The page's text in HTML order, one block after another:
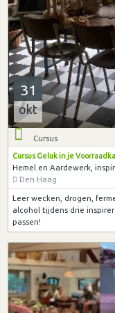
31
okt
Cursus
Cursus Geluk in je
Hemel en Aardewerk,
Den Haag
Leer wecken, drogen,
alcohol tijdens drie
passen!